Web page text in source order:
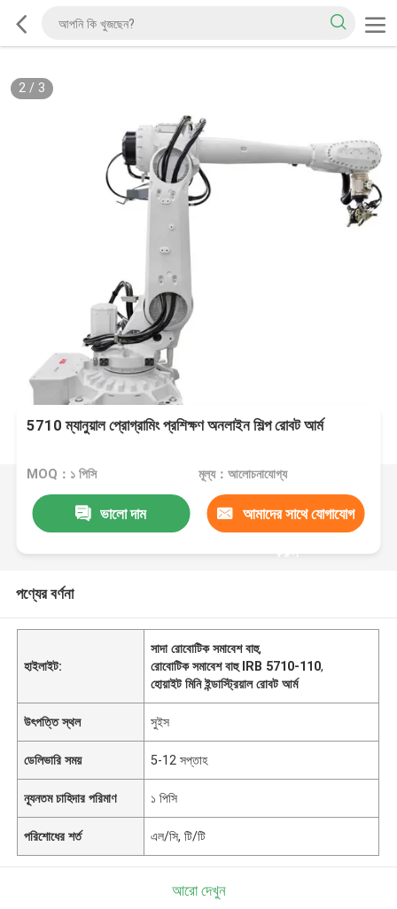
2/ 3
5710 ম্যানুয়াল প্রোগ্রামিং প্রশিক্ষণ অনলাইন শিল্প রোবট আর্ম
MOQ：১ পিসি মূল্য：আলোচনাযোগ্য
ভালো দাম আমাদের সাথে যোগাযোগ
করুন
পণ্যের বর্ণনা
হাইলাইট:
সাদা রোবোটিক সমাবেশ বাহু,
রোবোটিক সমাবেশ বাহু IRB 5710-110,
হোয়াইট মিনি ইন্ডাস্ট্রিয়াল রোবট আর্ম
উৎপত্তি স্থল সুইস
ডেলিভারি সময় 5-12 সপ্তাহ
ন্যূনতম চাহিদার পরিমাণ ১ পিসি
পরিশোধের শর্ত এল/সি, টি/টি
আরো দেখুন